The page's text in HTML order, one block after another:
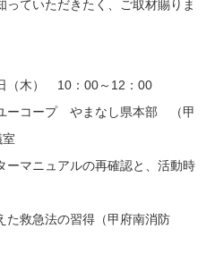
ていただきたく、ご取材賜りま
木） 10：00～12：00
コープ やまなし県本部 （甲
マニュアルの再確認と、活動時
の習得（甲府南消防